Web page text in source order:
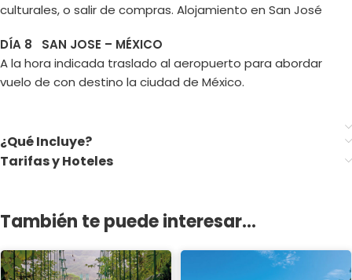
culturales, o salir de compras. Alojamiento en San José
DÍA 8 SAN JOSE – MÉXICO
A la hora indicada traslado al aeropuerto para abordar
vuelo de con destino la ciudad de México.
¿Qué Incluye?
Tarifas y Hoteles
También te puede interesar...